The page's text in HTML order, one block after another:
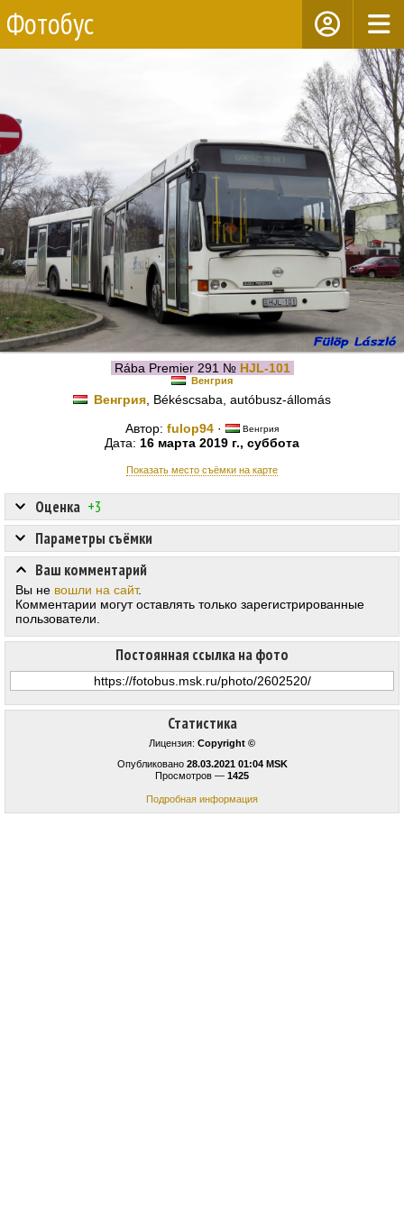
Фотобус
Rába Premier 291 № HJL-101
Венгрия
Венгрия , Békéscsaba, autóbusz-állomás
Автор: fulop94 · Венгрия
Дата: 16 марта 2019 г., суббота
Показать место съёмки на карте
Статистика
Лицензия: Copyright ©
Опубликовано 28.03.2021 01:04 MSK
Просмотров — 1425
Подробная информация
Оценка +3
Постоянная ссылка на фото
Параметры съёмки
Ваш комментарий
Вы не вошли на сайт.
Комментарии могут оставлять только зарегистрированные
пользователи.